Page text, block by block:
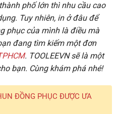
phố lớn thì nhu cầu cao
Tuy nhiên, in ở đâu để
phục của mình là điều mà
đang tìm kiếm một đơn
. TOOLEEVN sẽ là một
bạn. Cùng khám phá nhé!
ĐỒNG PHỤC ĐƯỢC ƯA